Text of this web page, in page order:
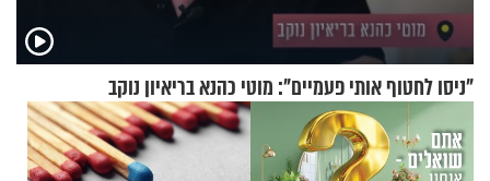
"ניסו לחטוף אותי פעמיים": מוטי כהנא בריאיון נוקב